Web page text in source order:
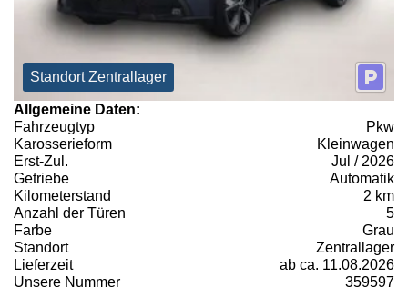
Standort Zentrallager
Allgemeine Daten:
Fahrzeugtyp
Pkw
Karosserieform
Kleinwagen
Erst-Zul.
Jul / 2026
Getriebe
Automatik
Kilometerstand
2 km
Anzahl der Türen
5
Farbe
Grau
Standort
Zentrallager
Lieferzeit
ab ca. 11.08.2026
Unsere Nummer
359597